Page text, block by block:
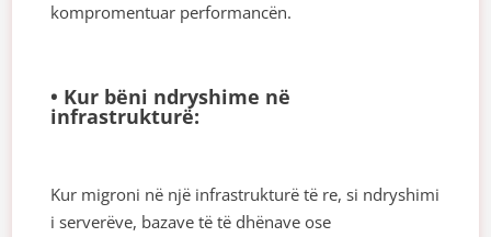
kompromentuar performancën.
• Kur bëni ndryshime në
infrastrukturë:
Kur migroni në një infrastrukturë të re, si ndryshimi
i serverëve, bazave të të dhënave ose